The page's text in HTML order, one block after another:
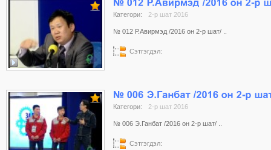
Категори: 2-р шат 2016
№ 012 Р.Авирмэд /2016 он 2-р шат/ ..
Сэтгэгдэл:
Категори: 2-р шат 2016
№ 006 Э.Ганбат /2016 он 2-р шат/ ..
Сэтгэгдэл: